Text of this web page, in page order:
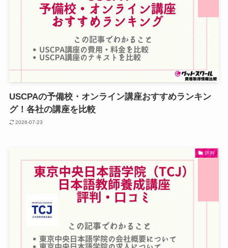
USCPAの予備校・オンライン講座おすすめランキン
グ！各社の講座を比較
2026-07-23
評判